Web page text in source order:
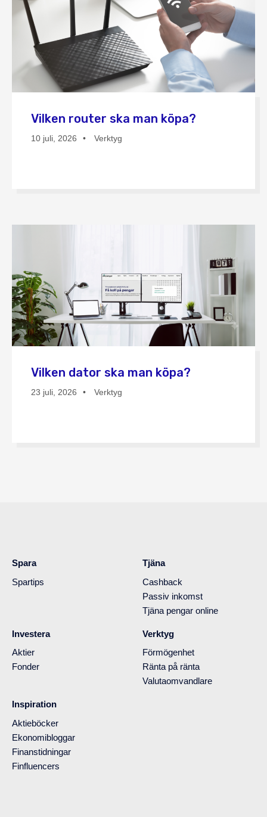
Vilken router ska man köpa?
10 juli, 2026 Verktyg
Vilken dator ska man köpa?
23 juli, 2026 Verktyg
Spara
Spartips
Tjäna
Cashback
Passiv inkomst
Tjäna pengar online
Investera
Aktier
Fonder
Verktyg
Förmögenhet
Ränta på ränta
Valutaomvandlare
Inspiration
Aktieböcker
Ekonomibloggar
Finanstidningar
Finfluencers